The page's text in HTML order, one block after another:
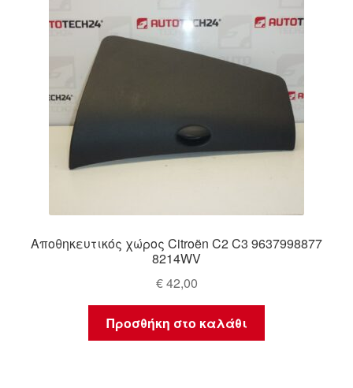
Αποθηκευτικός χώρος Citroën C2 C3 9637998877
8214WV
€42,00
Προσθήκη στο καλάθι